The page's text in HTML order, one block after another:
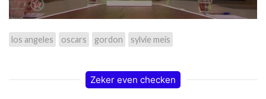
los angeles oscars gordon sylvie meis
Zeker even checken